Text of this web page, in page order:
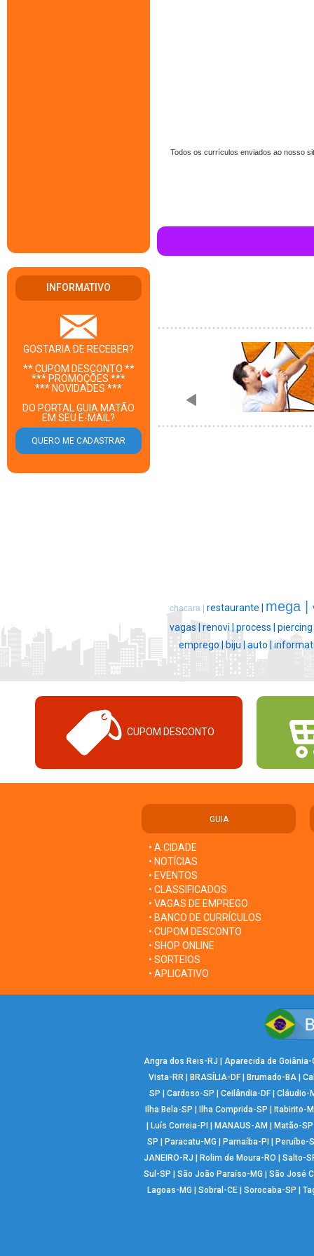
INFORMATIVO
GOSTARIA DE RECEBER?
** CUPOM DESCONTO **
*** PROMOÇÕES ***
*** NOVIDADES ***
DO PORTAL GUIA MATÃO
EM SEU E-MAIL?
Todos os currículos enviados ao nosso
chacara | restaurante | mega |
vagas | renovi | process |
emprego |biju |auto |
CUPOM DESCONTO
GUIA
• A CIDADE
• NOTÍCIAS
• EVENTOS
• CLASSIFICADOS
• VAGAS DE EMPREGO
• BANCO DE CURRÍCULOS
• CUPOM DESCONTO
• SHOP ONLINE
• SORTEIOS
• APLICATIVO
Angra dos Reis-RJ | Aparecida de Goiânia-
Vista-RR | BRASÍLIA-DF| Brumado-BA|
SP | Cardoso-SP | Ceilândia-DF | Cláudio-
Ilha Bela-SP | Ilha Comprida-SP | Itabirito-
| Luís Correia-PI | MANAUS-AM | Matão-SP
SP | Paracatu-MG | Parnaíba-PI | Peruíbe-
JANEIRO-RJ | Rolim de Moura-RO | Salto-
Sul-SP | São João Paraíso-MG | São José
Lagoas-MG | Sobral-CE| Sorocaba-SP |